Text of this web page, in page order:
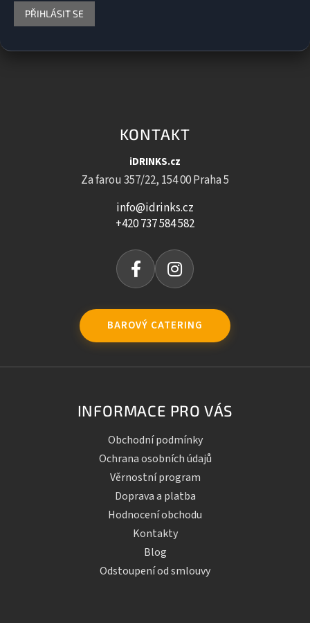
PŘIHLÁSIT SE
KONTAKT
iDRINKS.cz
Za farou 357/22, 154 00 Praha 5
info@idrinks.cz
+420 737 584 582
BAROVÝ CATERING
INFORMACE PRO VÁS
Obchodní podmínky
Ochrana osobních údajů
Věrnostní program
Doprava a platba
Hodnocení obchodu
Kontakty
Blog
Odstoupení od smlouvy